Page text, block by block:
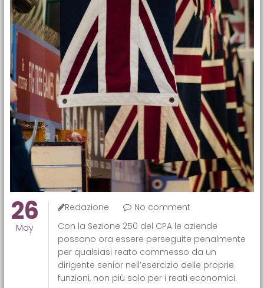
26
May
Redazione
No comment
Con la Sezione 250 del CPA le aziende
possono ora essere perseguite penalmente
per qualsiasi reato commesso da un
dirigente senior nell’esercizio delle proprie
funzioni, non più solo per i reati economici.